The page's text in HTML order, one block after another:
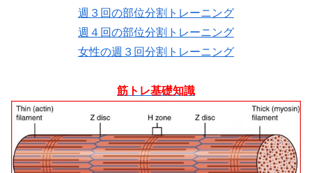
週３回の部位分割トレーニング
週４回の部位分割トレーニング
女性の週３回分割トレーニング
筋トレ基礎知識